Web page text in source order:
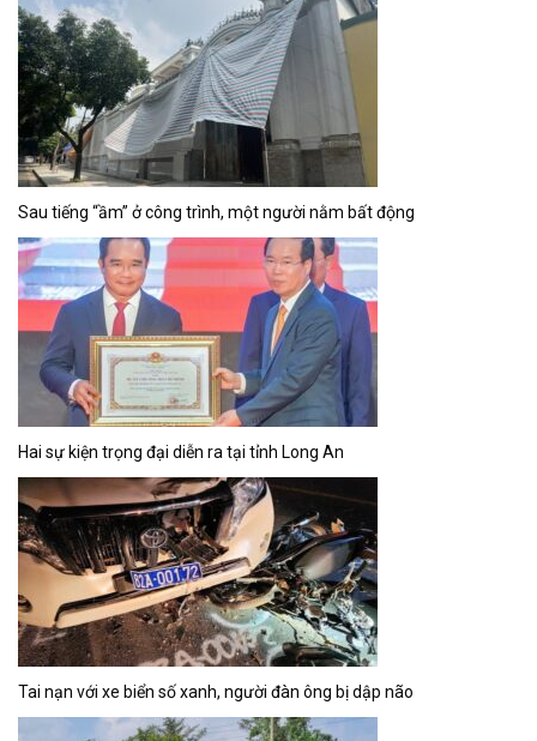
Sau tiếng “ầm” ở công trình, một người nằm bất động
Hai sự kiện trọng đại diễn ra tại tỉnh Long An
Tai nạn với xe biển số xanh, người đàn ông bị dập não